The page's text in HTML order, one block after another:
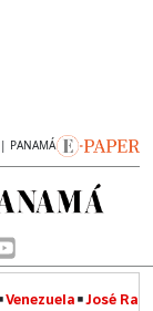
PANAMÁ
Venezuela José